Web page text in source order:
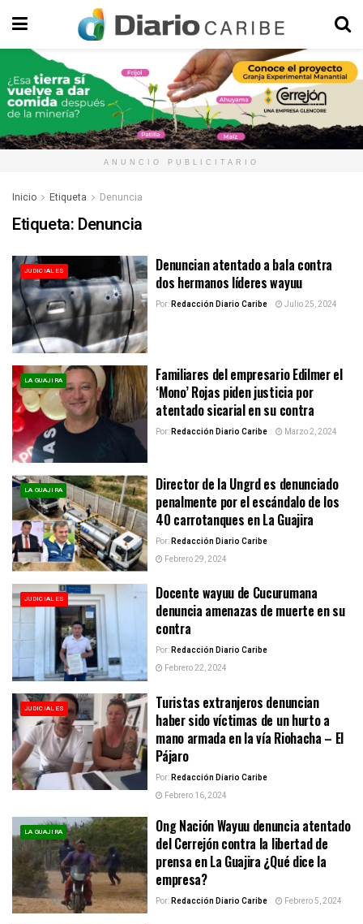
ANUNCIO PUBLICITARIO
Inicio Etiqueta Denuncia
Etiqueta: Denuncia
JUDICIALES
Denuncian atentado a bala contra
dos hermanos líderes wayuu
Por:Redacción Diario Caribe Julio 25, 2024
LA GUAJIRA
Familiares del empresario Edilmer el
‘Mono’ Rojas piden justicia por
atentado sicarial en su contra
Por:Redacción Diario Caribe Marzo 2, 2024
LA GUAJIRA
Director de la Ungrd es denunciado
penalmente por el escándalo de los
40 carrotanques en La Guajira
Por:Redacción Diario Caribe
Febrero 29, 2024
JUDICIALES
Docente wayuu de Cucurumana
denuncia amenazas de muerte en su
contra
Por:Redacción Diario Caribe
Febrero 22, 2024
JUDICIALES
Turistas extranjeros denuncian
haber sido víctimas de un hurto a
mano armada en la vía Riohacha – El
Pájaro
Por:Redacción Diario Caribe
Febrero 16, 2024
LA GUAJIRA
Ong Nación Wayuu denuncia atentado
del Cerrejón contra la libertad de
prensa en La Guajira ¿Qué dice la
empresa?
Por:Redacción Diario Caribe Febrero 5, 2024